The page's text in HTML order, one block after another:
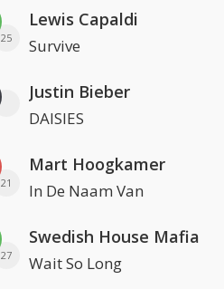
25
Lewis Capaldi
Survive
Justin Bieber
DAISIES
21
Mart Hoogkamer
In De Naam Van
27
Swedish House Mafia
Wait So Long